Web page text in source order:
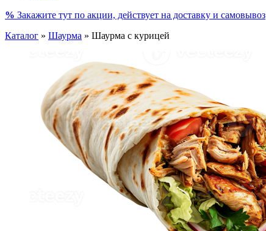
% Закажите тут по акции, действует на доставку и самовывоз
Каталог » Шаурма » Шаурма с курицей